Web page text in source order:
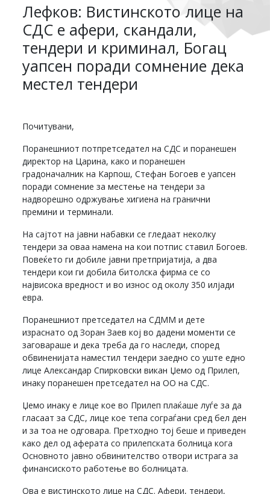
Лефков: Вистинското лице на
СДС е афери, скандали,
тендери и криминал, Богац
уапсен поради сомнение дека
местел тендери
Почитувани,
Поранешниот потпретседател на СДС и поранешен
директор на Царина, како и поранешен
градоначалник на Карпош, Стефан Богоев е уапсен
поради сомнение за местење на тендери за
надворешно одржување хигиена на гранични
премини и терминали.
На сајтот на јавни набавки се гледаат неколку
тендери за оваа намена на кои потпис ставил Богоев.
Повеќето ги добиле јавни претпријатија, а два
тендери кои ги добила битолска фирма се со
највисока вредност и во износ од околу 350 илјади
евра.
Поранешниот претседател на СДММ и дете
израснато од Зоран Заев кој во дадени моменти се
заговараше и дека треба да го наследи, според
обвиненијата наместил тендери заедно со уште едно
лице Александар Спирковски викан Џемо од Прилеп,
инаку поранешен претседател на ОО на СДС.
Џемо инаку е лице кое во Прилеп плаќаше луѓе за да
гласаат за СДС, лице кое тепа сограѓани сред бел ден
и за тоа не одговара. Претходно тој беше и приведен
како дел од аферата со прилепската болница кога
Основното јавно обвинителство отвори истрага за
финансиското работење во болницата.
Ова е вистинското лице на СДС. Афери, тендери,